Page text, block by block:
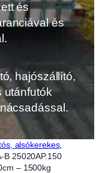
és
és
hajószállító,
utánfutók
alsókerekes,
B 25020AP.150
– 1500kg